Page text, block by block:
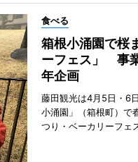
食べる
箱根小涌園で桜
ーフェス」 事
年企画
藤田観光は4月5日・6
小涌園」（箱根町）で
つり・ベーカリーフェ